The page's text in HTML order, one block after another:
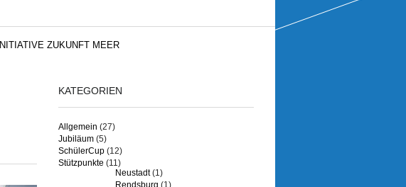
INITIATIVE ZUKUNFT MEER
KATEGORIEN
Allgemein (27)
Jubiläum(5)
SchülerCup(12)
Stützpunkte (11)
Neustadt(1)
Rendsburg (1)